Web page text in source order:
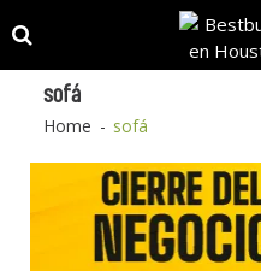
to
navigation
to
content
sofá
Home sofá